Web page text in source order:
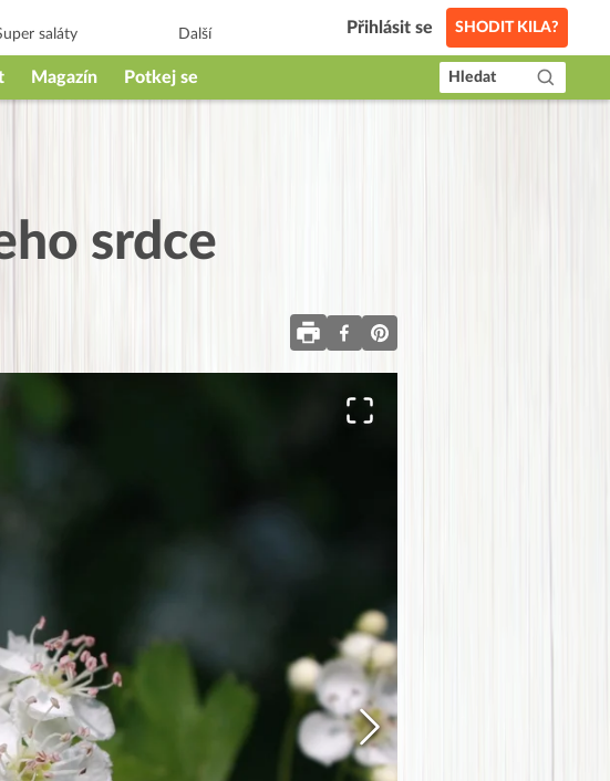
saláty Další Přihlásit se SHODIT KILA?
Magazín Potkej se Hledat
srdce